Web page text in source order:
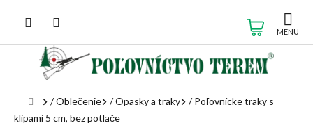
obsah
KOŠÍK
Domov
/Oblečenie /Opasky a traky / Poľovnícke traky s
klipami 5 cm, bez potlače